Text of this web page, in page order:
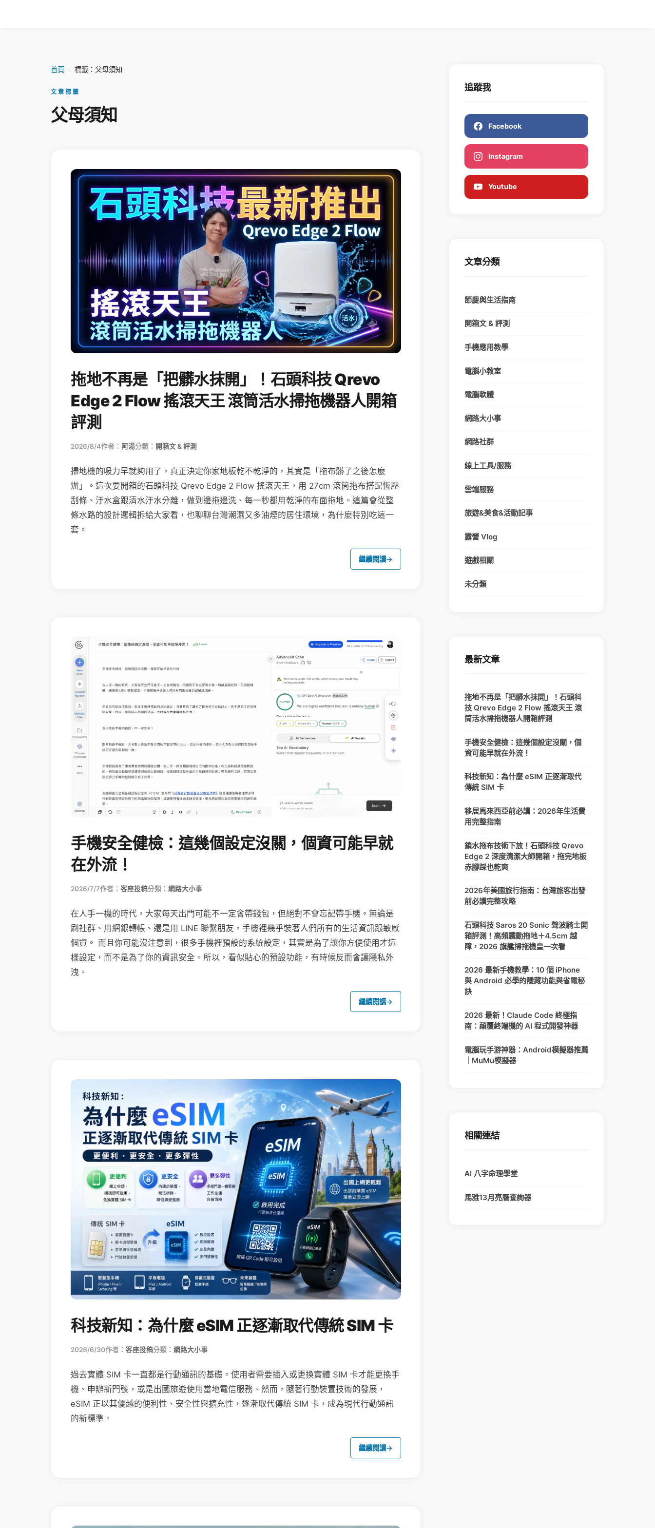
首頁 › 標籤：父母須知
文章標籤
父母須知
拖地不再是「把髒水抹開」！石頭科技 Qrevo
Edge 2 Flow 搖滾天王 滾筒活水掃拖機器人開箱
評測
2026/8/4作者： 阿湯分類： 開箱文 & 評測
掃地機的吸力早就夠用了，真正決定你家地板乾不乾淨的，其實是「拖布髒了之後怎麼
辦」。這次要開箱的石頭科技 Qrevo Edge 2 Flow 搖滾天王，用 27cm 滾筒拖布搭配恆壓
刮條、汙水盒跟清水汙水分離，做到邊拖邊洗、每一秒都用乾淨的布面拖地。這篇會從整
條水路的設計邏輯拆給大家看，也聊聊台灣潮濕又多油煙的居住環境，為什麼特別吃這一
套。
繼續閱讀→
手機安全健檢：這幾個設定沒關，個資可能早就
在外流！
2026/7/7作者： 客座投稿分類： 網路大小事
在人手一機的時代，大家每天出門可能不一定會帶錢包，但絕對不會忘記帶手機。無論是
刷社群、用網銀轉帳、還是用 LINE 聯繫朋友，手機裡幾乎裝著人們所有的生活資訊跟敏感
個資。 而且你可能沒注意到，很多手機裡預設的系統設定，其實是為了讓你方便使用才這
樣設定，而不是為了你的資訊安全。所以，看似貼心的預設功能，有時候反而會讓隱私外
洩。
繼續閱讀→
科技新知：為什麼 eSIM 正逐漸取代傳統 SIM 卡
2026/6/30作者： 客座投稿分類： 網路大小事
過去實體 SIM 卡一直都是行動通訊的基礎。使用者需要插入或更換實體 SIM 卡才能更換手
機、申辦新門號，或是出國旅遊使用當地電信服務。然而，隨著行動裝置技術的發展，
eSIM 正以其優越的便利性、安全性與擴充性，逐漸取代傳統 SIM 卡，成為現代行動通訊
的新標準。
繼續閱讀→
追蹤我
Facebook
Instagram
Youtube
文章分類
節慶與生活指南
開箱文 & 評測
手機應用教學
電腦小教室
電腦軟體
網路大小事
網路社群
線上工具/服務
雲端服務
旅遊&美食&活動記事
露營 Vlog
遊戲相關
未分類
最新文章
拖地不再是「把髒水抹開」！石頭科
技 Qrevo Edge 2 Flow 搖滾天王 滾
筒活水掃拖機器人開箱評測
手機安全健檢：這幾個設定沒關，個
資可能早就在外流！
科技新知：為什麼 eSIM 正逐漸取代
傳統 SIM 卡
移居馬來西亞前必讀：2026年生活費
用完整指南
鎖水拖布技術下放！石頭科技 Qrevo
Edge 2 深度清潔大師開箱，拖完地板
赤腳踩也乾爽
2026年美國旅行指南：台灣旅客出發
前必讀完整攻略
石頭科技 Saros 20 Sonic 聲波騎士開
箱評測！高頻震動拖地＋4.5cm 越
障，2026 旗艦掃拖機皇一次看
2026 最新手機教學：10 個 iPhone
與 Android 必學的隱藏功能與省電秘
訣
2026 最新！Claude Code 終極指
南：顛覆終端機的 AI 程式開發神器
電腦玩手游神器：Android模擬器推薦
｜MuMu模擬器
相關連結
AI 八字命理學堂
馬雅13月亮曆查詢器